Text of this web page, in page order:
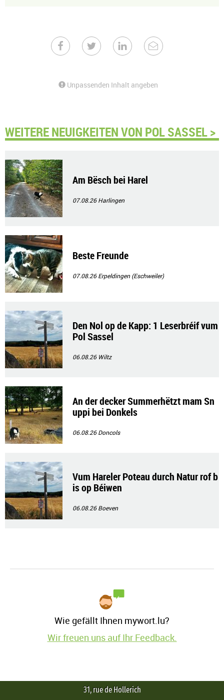
Unpassenden Inhalt angeben
WEITERE NEUIGKEITEN VON POL SASSEL >
Am Bësch bei Harel
07.08.26Harlingen
Beste Freunde
07.08.26Erpeldingen (Eschweiler)
Den Nol op de Kapp: 1 Leserbréif vum
Pol Sassel
06.08.26 Wiltz
An der decker Summerhëtzt mam Sn
uppi bei Donkels
06.08.26Doncols
Vum Hareler Poteau durch Natur rof b
is op Béiwen
06.08.26Boeven
Wie gefällt Ihnen mywort.lu?
Wir freuen uns auf Ihr Feedback.
31, rue de Hollerich